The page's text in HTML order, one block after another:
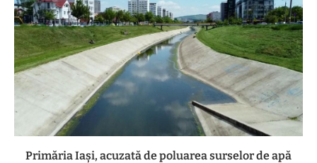
Primăria Iași, acuzată de poluarea surselor de apă